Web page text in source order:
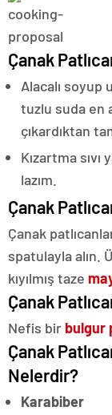
Çanak
Alacalı soyup
tuzlu suda en
çıkardıktan
Kızartma sıvı
lazım.
Çanak
Çanak
spatulayla alın.
kıyılmış taze
Çanak
Nefis bir bulgur
Çanak
Nelerdir?
Karabiber